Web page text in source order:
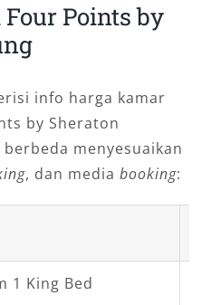
Points by
info harga kamar
by Sheraton
menyesuaikan
, dan media booking:
1 King Bed